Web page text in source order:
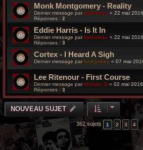
Monk Montgomery - Reality
Dernier message par funkiness « 22 mai
Réponses : 2
Eddie Harris - Is It In
Dernier message parfunkiness « 22 mai
Réponses : 3
Cortex - I Heard A Sigh
Dernier message par funkyslice « 07 mai
Lee Ritenour - First Course
Dernier message parWonder B « 02 mai
Réponses : 3
NOUVEAU SUJET
362 sujets 1 2 3 4